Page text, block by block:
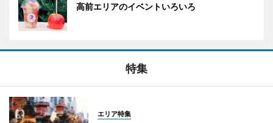
高前エリアのイベントいろいろ
特集
エリア特集